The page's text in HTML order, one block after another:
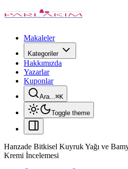
Makaleler
Kategoriler
Hakkımızda
Yazarlar
Kuponlar
Ara...⌘K
Toggle theme
Hanzade Bitkisel Kuyruk Yağı ve
Kremi İncelemesi